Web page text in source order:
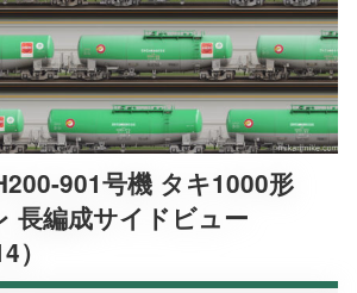
901号機 タキ1000形
長編成サイドビュー
）